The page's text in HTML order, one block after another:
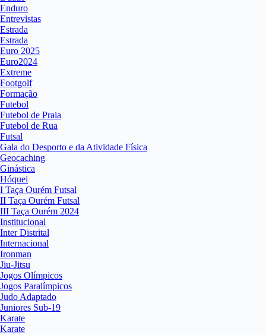
Enduro
Entrevistas
Estrada
Estrada
Euro 2025
Euro2024
Extreme
Footgolf
Formação
Futebol
Futebol de Praia
Futebol de Rua
Futsal
Gala do Desporto e da Atividade Física
Geocaching
Ginástica
Hóquei
I Taça Ourém Futsal
II Taça Ourém Futsal
III Taça Ourém 2024
Institucional
Inter Distrital
Internacional
Ironman
Jiu-Jitsu
Jogos Olímpicos
Jogos Paralímpicos
Judo Adaptado
Juniores Sub-19
Karate
Karate